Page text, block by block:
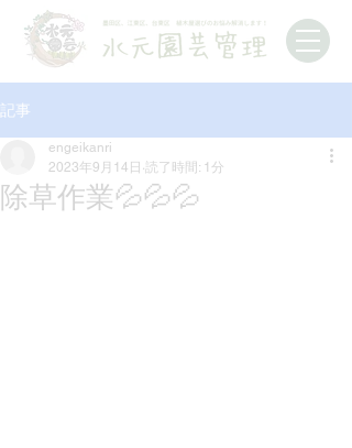
記事
除草作業💦💦💦
engeikanri
2023年9月14日 読了時間: 1分